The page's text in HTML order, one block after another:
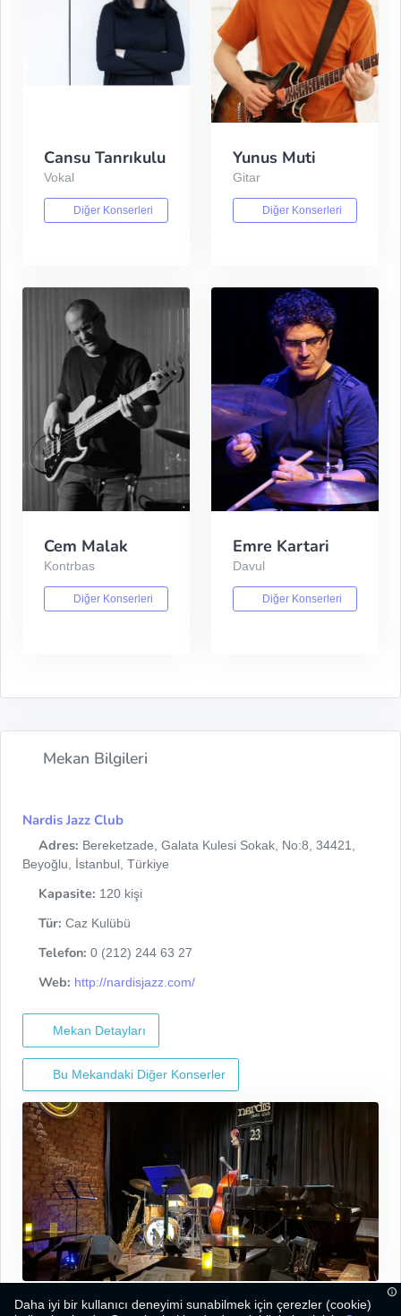
Cansu Tanrıkulu
Vokal
Diğer Konserleri
Yunus Muti
Gitar
Diğer Konserleri
Cem Malak
Kontrbas
Diğer Konserleri
Emre Kartari
Davul
Diğer Konserleri
Mekan Bilgileri
Nardis Jazz Club
Adres: Bereketzade, Galata Kulesi Sokak, No:8, 34421,
Beyoğlu, İstanbul, Türkiye
Kapasite: 120 kişi
Tür: Caz Kulübü
Telefon: 0 (212) 244 63 27
Web: http://nardisjazz.com/
Mekan Detayları
Bu Mekandaki Diğer Konserler
Daha iyi bir kullanıcı deneyimi sunabilmek için çerezler (cookie)